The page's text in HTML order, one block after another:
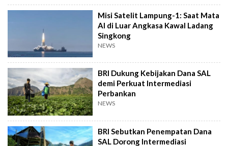
Misi Satelit Lampung-1: Saat Mata
AI di Luar Angkasa Kawal Ladang
Singkong
NEWS
BRI Dukung Kebijakan Dana SAL
demi Perkuat Intermediasi
Perbankan
NEWS
BRI Sebutkan Penempatan Dana
SAL Dorong Intermediasi